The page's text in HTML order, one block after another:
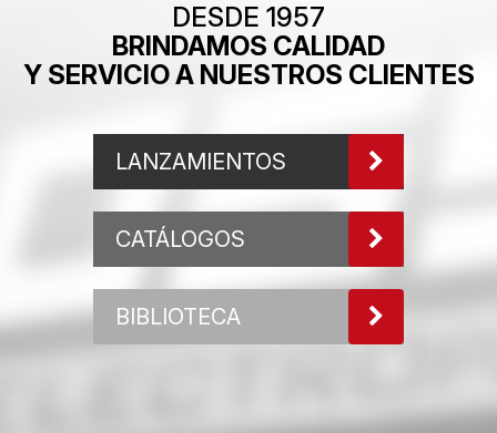
DESDE 1957
BRINDAMOS CALIDAD
Y SERVICIO A NUESTROS CLIENTES
LANZAMIENTOS
CATÁLOGOS
BIBLIOTECA